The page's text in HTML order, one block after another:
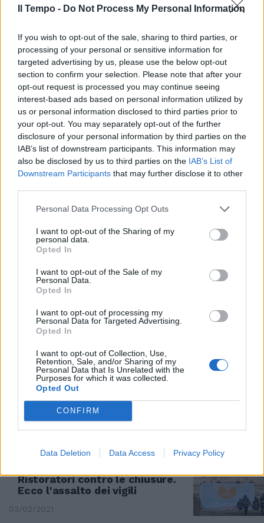
Il Tempo - Do Not Process My Personal Information
If you wish to opt-out of the sale, sharing to third parties, or
processing of your personal or sensitive information for
targeted advertising by us, please use the below opt-out
section to confirm your selection. Please note that after your
opt-out request is processed you may continue seeing
interest-based ads based on personal information utilized by
us or personal information disclosed to third parties prior to
your opt-out. You may separately opt-out of the further
disclosure of your personal information by third parties on the
IAB’s list of downstream participants. This information may
also be disclosed by us to third parties on the IAB’s List of
Downstream Participants that may further disclose it to other
Personal Data Processing Opt Outs
I want to opt-out of the Sharing of my
personal data.
Opted In
I want to opt-out of the Sale of my
Personal Data.
Opted In
I want to opt-out of processing my
Personal Data for Targeted Advertising.
Opted In
I want to opt-out of Collection, Use,
Retention, Sale, and/or Sharing of my
Personal Data that Is Unrelated with the
Purposes for which it was collected.
Opted Out
CONFIRM
Data Deletion Data Access Privacy Policy
"Riaperture". Esplode la protesta
urla, scontri e cariche
06/04/2021
LA CRISI
I ristoratori incatenati davanti
alla Camera
06/04/2021
L'ARIA CHE TIRA
"È ora che tutti gli italiani
manifestazione dei ristoratori
01/04/2021
AUTOGRILL OCCUPATO
"È sequestro di persona",
protesta dei ristoratori è in
diretta
I RISTORATORI
allarmistici dei virologi
Ristoratori contro le chiusure.
Ecco l'assalto dei vigili
03/02/2021